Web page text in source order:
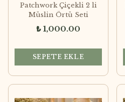
Patchwork Çiçekli 2 li
Müslin Örtü Seti
₺ 1,000.00
SEPETE EKLE